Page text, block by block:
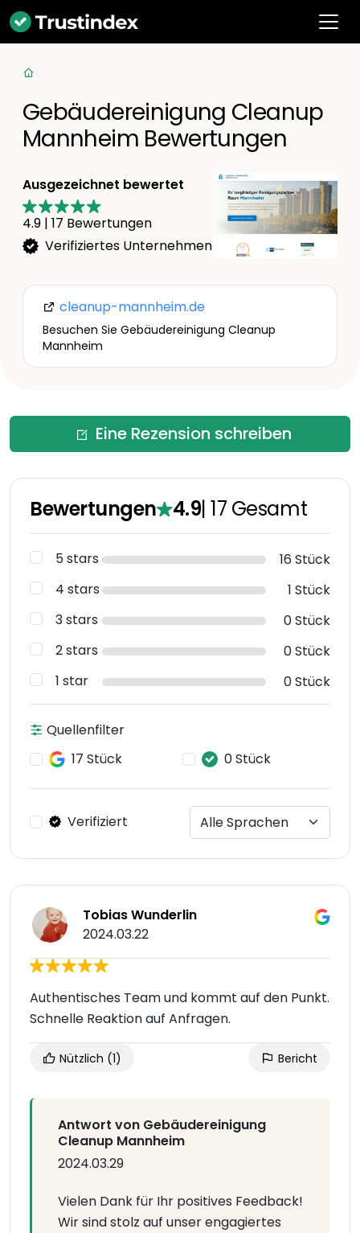
Gebäudereinigung Cleanup
Mannheim Bewertungen
Ausgezeichnet bewertet
4.9 | 17 Bewertungen
Verifiziertes Unternehmen
cleanup-mannheim.de
Besuchen Sie Gebäudereinigung Cleanup
Mannheim
Eine Rezension schreiben
Bewertungen 4.9|17 Gesamt
5 stars
16 Stück
4 stars
1 Stück
3 stars
0 Stück
2 stars
0 Stück
1 star
0 Stück
Quellenfilter
17 Stück
0 Stück
Verifiziert
Tobias Wunderlin
2024.03.22
Authentisches Team und kommt auf den Punkt.
Schnelle Reaktion auf Anfragen.
Nützlich (1) Bericht
Antwort von Gebäudereinigung
Cleanup Mannheim
2024.03.29
Vielen Dank für Ihr positives Feedback!
Wir sind stolz auf unser engagiertes